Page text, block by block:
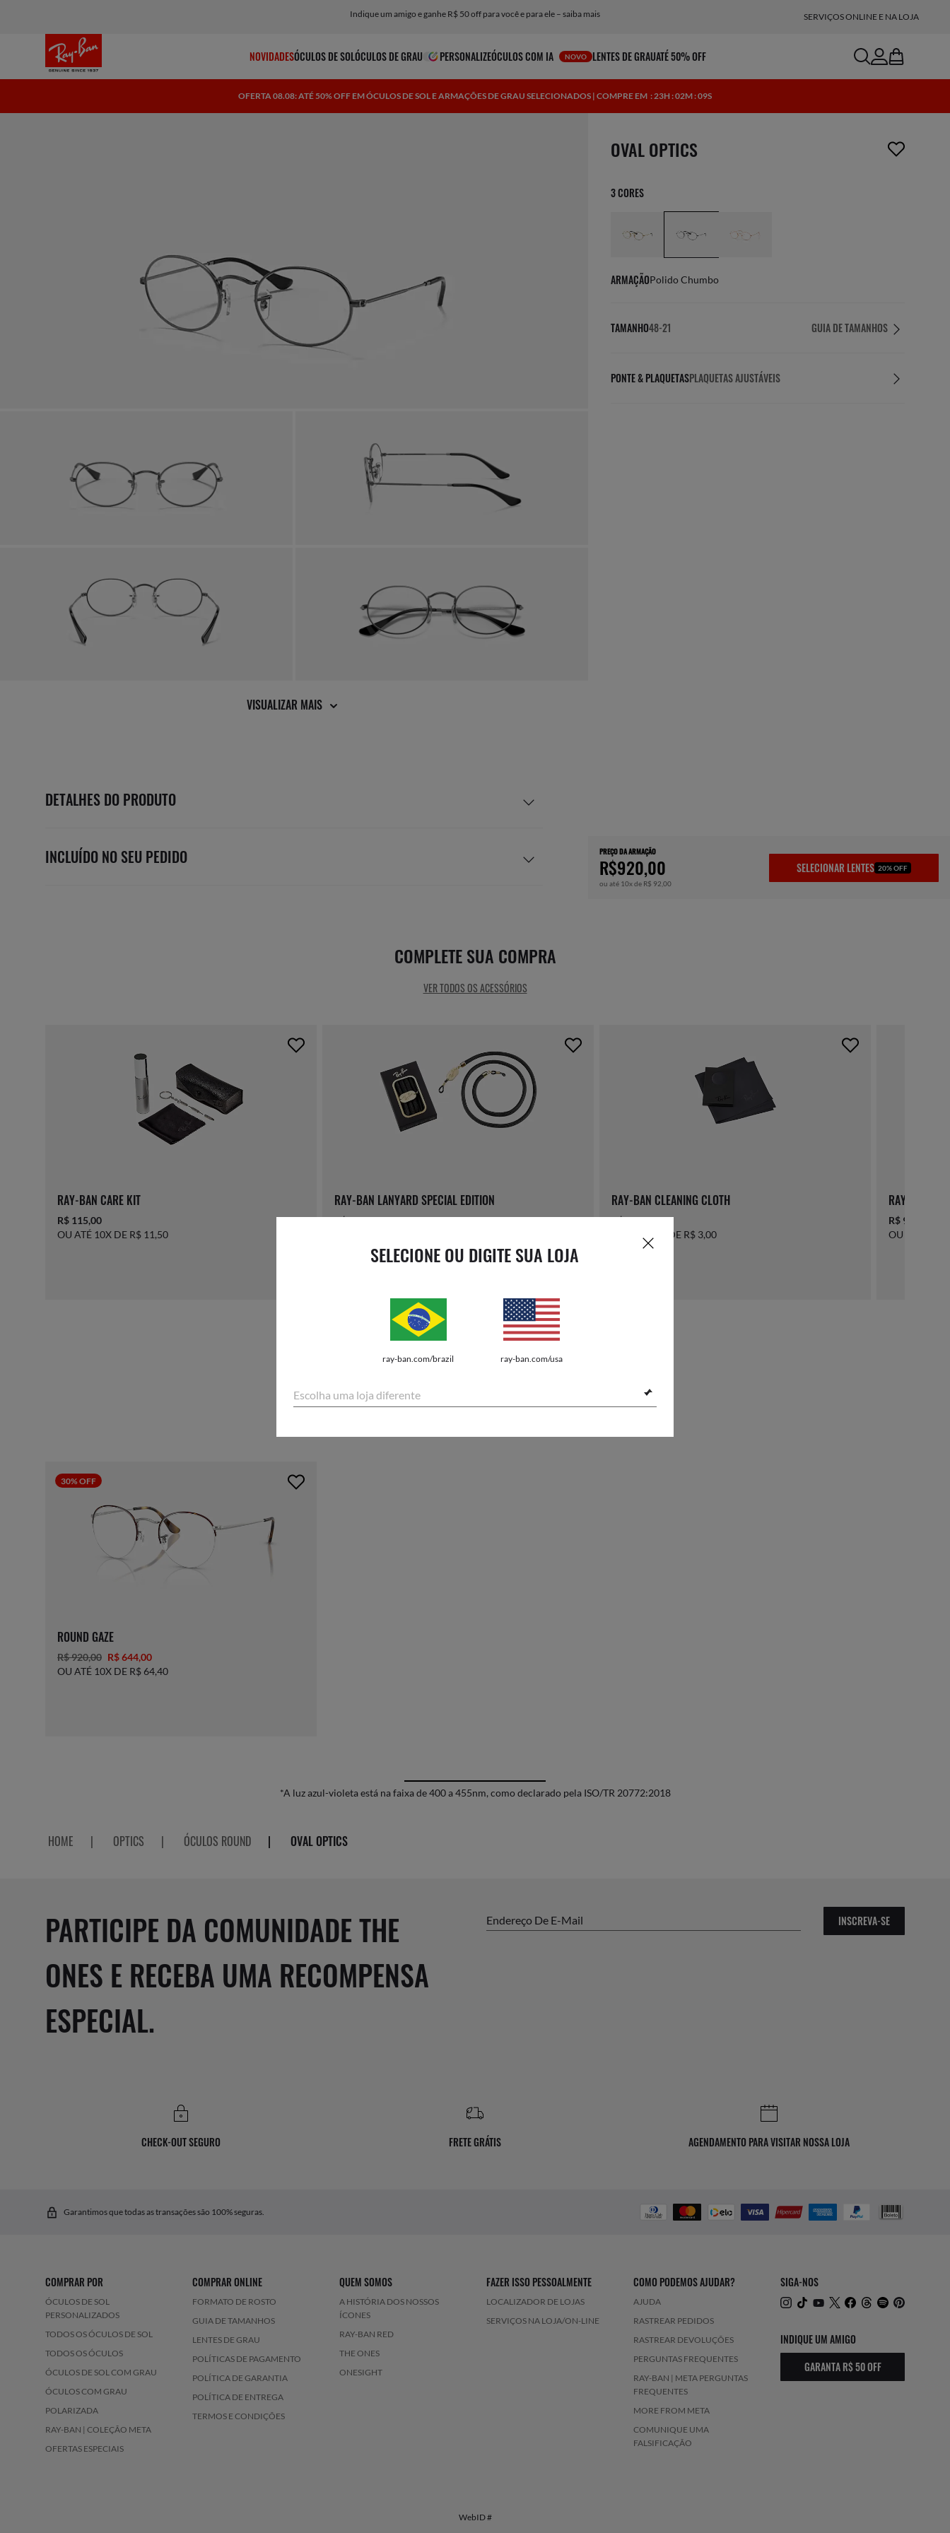
Indique um amigo e ganhe R$ 50 off para você e para ele – saiba mais SERVIÇOS ONLINE E NA LOJA
NOVIDADESÓCULOS DE SOLÓCULOS DE GRAU PERSONALIZEÓCULOS COM IA NOVO LENTES DE GRAUATÉ 50% OFF searchaccount
bag
OFERTA 08.08: ATÉ 50% OFF EM ÓCULOS DE SOL E ARMAÇÕES DE GRAU SELECIONADOS | COMPRE EM : 23H : 02M : 08S
SELECIONE OU DIGITE SUA LOJA
ray-ban.com/brazil ray-ban.com/usa
Escolha uma loja diferente
VISUALIZAR MAIS
DETALHES DO PRODUTO
INCLUÍDO NO SEU PEDIDO
1 item foi removido da sua lista de desejos
OVAL OPTICS
3 CORES
ARMAÇÃOPolido Chumbo
TAMANHO48-21 GUIA DE TAMANHOS
PONTE & PLAQUETASPLAQUETAS AJUSTÁVEIS
PREÇO DA ARMAÇÃO
R$920,00
ou até 10x de R$ 92,00
SELECIONAR LENTES 20% OFF
COMPLETE SUA COMPRA
VER TODOS OS ACESSÓRIOS
RAY-BAN CARE KIT
R$ 115,00
OU ATÉ 10X DE R$ 11,50
RAY-BAN LANYARD SPECIAL EDITION
R$ 160,00
RAY-BAN CLEANING CLOTH
R$ 30,00
OU ATÉ 10X DE R$ 3,00
RAY-BAN
R$ 95,00
OU ATÉ 10X
VOCÊ TAMBÉM PODE GOSTAR
30% OFF
ROUND GAZE
R$ 920,00 R$ 644,00
OU ATÉ 10X DE R$ 64,40
*A luz azul-violeta está na faixa de 400 a 455nm, como declarado pela ISO/TR 20772:2018
HOME | OPTICS | ÓCULOS ROUND | OVAL OPTICS
PARTICIPE DA COMUNIDADE THE
ONES E RECEBA UMA RECOMPENSA
ESPECIAL.
Endereço De E-Mail INSCREVA-SE
CHECK-OUT SEGURO FRETE GRÁTIS AGENDAMENTO PARA VISITAR NOSSA LOJA
Garantimos que todas as transações são 100% seguras.
COMPRAR POR
ÓCULOS DE SOL
PERSONALIZADOS
TODOS OS ÓCULOS DE SOL
TODOS OS ÓCULOS
ÓCULOS DE SOL COM GRAU
ÓCULOS COM GRAU
POLARIZADA
RAY-BAN | COLEÇÃO META
OFERTAS ESPECIAIS
COMPRAR ONLINE
FORMATO DE ROSTO
GUIA DE TAMANHOS
LENTES DE GRAU
POLÍTICAS DE PAGAMENTO
POLÍTICA DE GARANTIA
POLÍTICA DE ENTREGA
TERMOS E CONDIÇÕES
QUEM SOMOS
A HISTÓRIA DOS NOSSOS
ÍCONES
RAY-BAN RED
THE ONES
ONESIGHT
FAZER ISSO PESSOALMENTE
LOCALIZADOR DE LOJAS
SERVIÇOS NA LOJA/ON-LINE
COMO PODEMOS AJUDAR?
AJUDA
RASTREAR PEDIDOS
RASTREAR DEVOLUÇÕES
PERGUNTAS FREQUENTES
RAY-BAN | META PERGUNTAS
FREQUENTES
MORE FROM META
COMUNIQUE UMA
FALSIFICAÇÃO
SIGA-NOS
INDIQUE UM AMIGO
GARANTA R$ 50 OFF
WebID #